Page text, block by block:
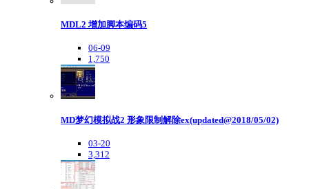
MDL2 增加脚本编码5
06-09
1,750
MD梦幻模拟战2 形象限制解除ex(updated@2018/05/02)
03-20
3,312